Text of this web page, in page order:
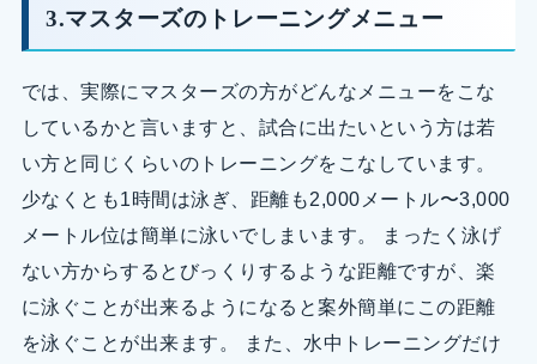
3.マスターズのトレーニングメニュー
では、実際にマスターズの方がどんなメニューをこな
しているかと言いますと、試合に出たいという方は若
い方と同じくらいのトレーニングをこなしています。
少なくとも1時間は泳ぎ、距離も2,000メートル〜3,000
メートル位は簡単に泳いでしまいます。 まったく泳げ
ない方からするとびっくりするような距離ですが、楽
に泳ぐことが出来るようになると案外簡単にこの距離
を泳ぐことが出来ます。 また、水中トレーニングだけ